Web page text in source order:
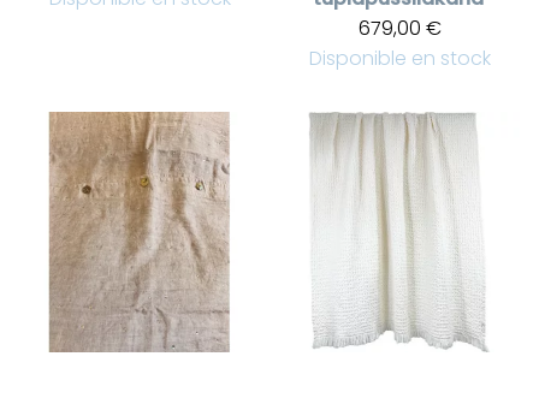
679,00 €
Disponible en stock